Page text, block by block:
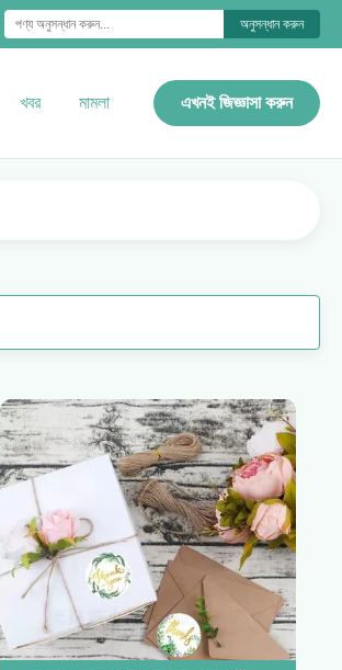
অনুসন্ধান করুন
খবর মামলা এখনই জিজ্ঞাসা করুন